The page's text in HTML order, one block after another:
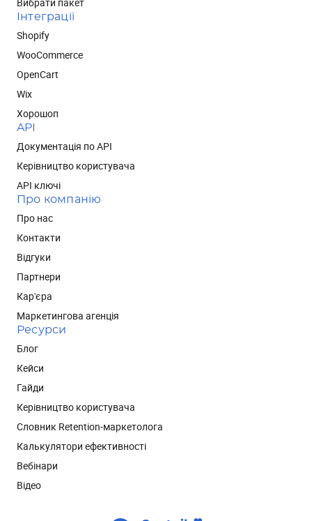
Інтеграції
Shopify
WooCommerce
OpenCart
Wix
Хорошоп
API
Документація по API
Керівництво користувача
API ключі
Про компанію
Про нас
Контакти
Відгуки
Партнери
Кар'єра
Маркетингова агенція
Ресурси
Блог
Кейси
Гайди
Керівництво користувача
Словник Retention-маркетолога
Калькулятори ефективності
Вебінари
Відео